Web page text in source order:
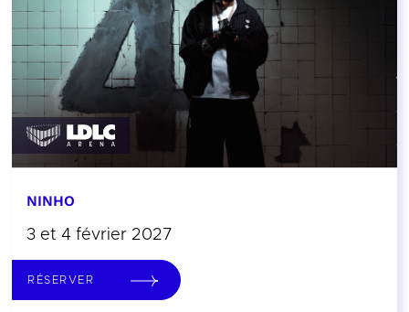
NINHO
3 et 4 février 2027
RÉSERVER